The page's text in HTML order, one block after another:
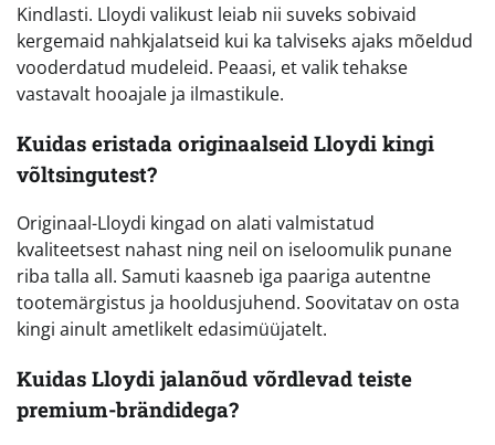
Kindlasti. Lloydi valikust leiab nii suveks sobivaid
kergemaid nahkjalatseid kui ka talviseks ajaks mõeldud
vooderdatud mudeleid. Peaasi, et valik tehakse
vastavalt hooajale ja ilmastikule.
Kuidas eristada originaalseid Lloydi kingi
võltsingutest?
Originaal-Lloydi kingad on alati valmistatud
kvaliteetsest nahast ning neil on iseloomulik punane
riba talla all. Samuti kaasneb iga paariga autentne
tootemärgistus ja hooldusjuhend. Soovitatav on osta
kingi ainult ametlikelt edasimüüjatelt.
Kuidas Lloydi jalanõud võrdlevad teiste
premium-brändidega?